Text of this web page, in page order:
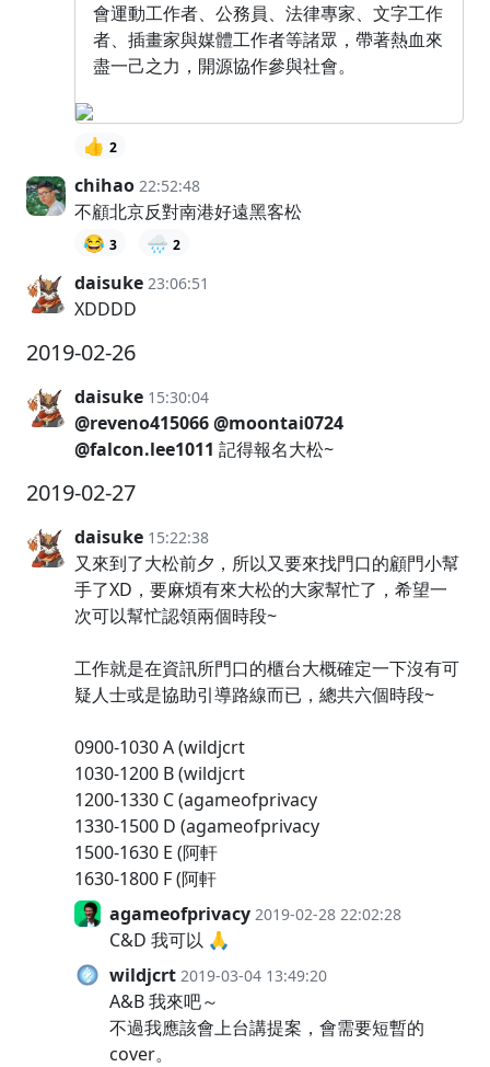
會運動工作者、公務員、法律專家、文字工作
者、插畫家與媒體工作者等諸眾，帶著熱血來
盡一己之力，開源協作參與社會。
👍 2
chihao 22:52:48
不顧北京反對南港好遠黑客松
😂 3 🌧️ 2
daisuke 23:06:51
XDDDD
2019-02-26
daisuke 15:30:04
@reveno415066@moontai0724
@falcon.lee1011 記得報名大松~
2019-02-27
daisuke 15:22:38
又來到了大松前夕，所以又要來找門口的顧門小幫
手了XD，要麻煩有來大松的大家幫忙了，希望一
次可以幫忙認領兩個時段~
工作就是在資訊所門口的櫃台大概確定一下沒有可
疑人士或是協助引導路線而已，總共六個時段~
0900-1030 A (wildjcrt
1030-1200 B (wildjcrt
1200-1330 C (agameofprivacy
1330-1500 D (agameofprivacy
1500-1630 E (阿軒
1630-1800 F (阿軒
agameofprivacy 2019-02-28 22:02:28
C&D 我可以 🙏
wildjcrt 2019-03-04 13:49:20
A&B 我來吧～
不過我應該會上台講提案，會需要短暫的
cover。